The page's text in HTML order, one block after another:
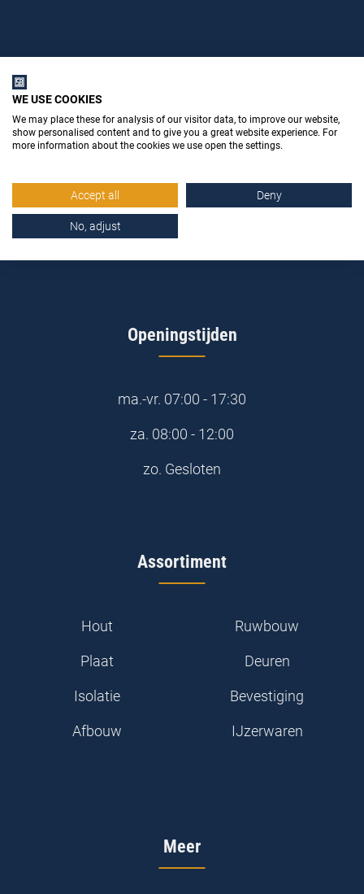
Poppenbouwing 10
0345-577163
online@stemidbouwstoffen.nl
Openingstijden
ma.-vr. 07:00 - 17:30
za. 08:00 - 12:00
zo. Gesloten
Assortiment
Hout
Plaat
Isolatie
Afbouw
Ruwbouw
Deuren
Bevestiging
IJzerwaren
Meer
WE USE COOKIES
We may place these for analysis of our visitor data, to improve our website,
show personalised content and to give you a great website experience. For
more information about the cookies we use open the settings.
Accept all Deny
No, adjust